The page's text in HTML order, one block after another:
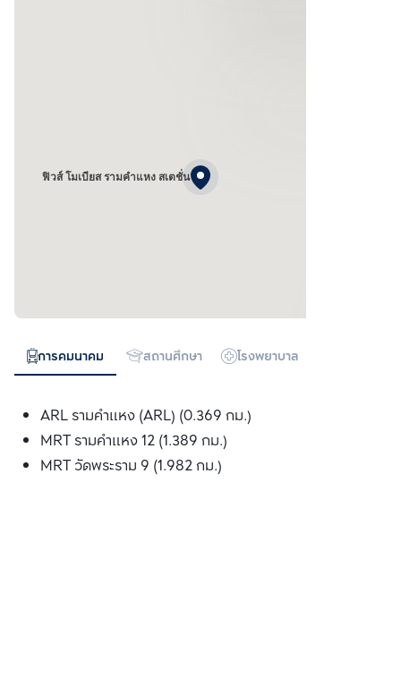
ฟิวส์ โมเบียส รามคำแหง สเตชั่น
การคมนาคม สถานศึกษา โรงพยาบาล
ARL รามคำแหง (ARL) (0.369 กม.)
MRT รามคำแหง 12 (1.389 กม.)
MRT วัดพระราม 9 (1.982 กม.)